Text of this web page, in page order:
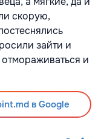
скорую,
зайти и
и
в Google